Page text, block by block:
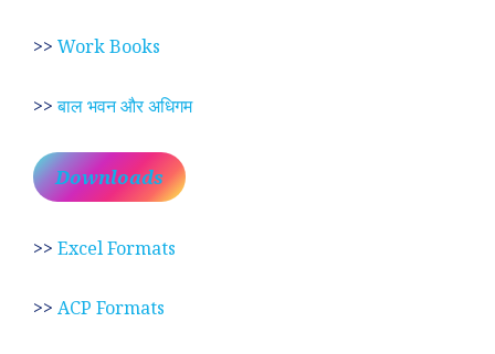
>> Work Books
>>बाल भवन और अधिगम
Downloads
>> Excel Formats
>> ACP Formats